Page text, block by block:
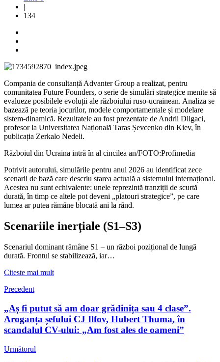
|
134
Compania de consultanță Advanter Group a realizat, pentru
comunitatea Future Founders, o serie de simulări strategice menite să
evalueze posibilele evoluții ale războiului ruso-ucrainean. Analiza se
bazează pe teoria jocurilor, modele comportamentale și modelare
sistem-dinamică. Rezultatele au fost prezentate de Andrii Dligaci,
profesor la Universitatea Națională Taras Șevcenko din Kiev, în
publicația Zerkalo Nedeli.
Războiul din Ucraina intră în al cincilea an/FOTO:Profimedia
Potrivit autorului, simulările pentru anul 2026 au identificat zece
scenarii de bază care descriu starea actuală a sistemului internațional.
Acestea nu sunt echivalente: unele reprezintă tranziții de scurtă
durată, în timp ce altele pot deveni „platouri strategice”, pe care
lumea ar putea rămâne blocată ani la rând.
Scenariile inerțiale (S1–S3)
Scenariul dominant rămâne S1 – un război pozițional de lungă
durată. Frontul se stabilizează, iar…
Citeste mai mult
Precedent
„Aș fi putut să am doar grădinița sau 4 clase”.
Aroganța șefului CJ Ilfov, Hubert Thuma, în
scandalul CV-ului: „Am fost ales de oameni”
Următorul